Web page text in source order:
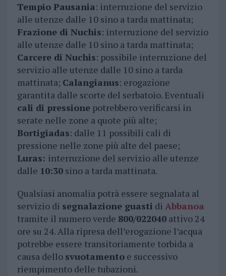
Tempio Pausania: interruzione del servizio
alle utenze dalle 10 sino a tarda mattinata;
Frazione di Nuchis: interruzione del servizio
alle utenze dalle 10 sino a tarda mattinata;
Carcere di Nuchis: possibile interruzione del
servizio alle utenze dalle 10 sino a tarda
mattinata; Calangianus: erogazione
garantita dalle scorte del serbatoio. Eventuali
cali di pressionepotrebbero verificarsi in
serate nelle zone a quote più alte;
Bortigiadas: dalle 11 possibili cali di
pressione nelle zone più alte del paese;
Luras: interruzione del servizio alle utenze
dalle 10:30sino a tarda mattinata.
Qualsiasi anomalia potrà essere segnalata al
servizio di segnalazione guasti di Abbanoa
tramite il numero verde 800/022040attivo 24
ore su 24. Alla ripresa dell’erogazione l’acqua
potrebbe essere transitoriamente torbida a
causa dello svuotamentoe successivo
riempimento delle tubazioni.